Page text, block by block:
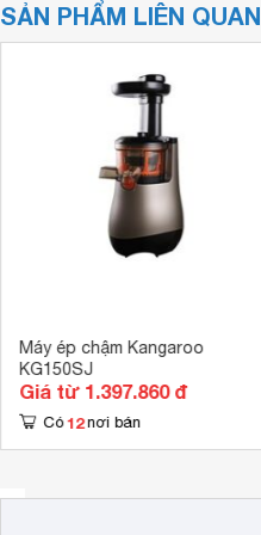
SẢN PHẨM LIÊN QUAN
Máy ép chậm Kangaroo
KG150SJ
Giá từ 1.397.860 đ
Có 12 nơi bán